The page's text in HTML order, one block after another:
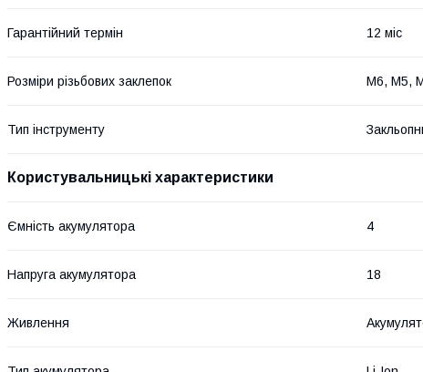
Гарантійний термін 12 міс
Розміри різьбових заклепок M6, M5,
Тип інструменту
Користувальницькі характеристики
Ємність акумулятора 4
Напруга акумулятора 18
Живлення